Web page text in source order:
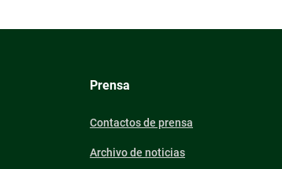
Prensa
Contactos de prensa
Archivo de noticias